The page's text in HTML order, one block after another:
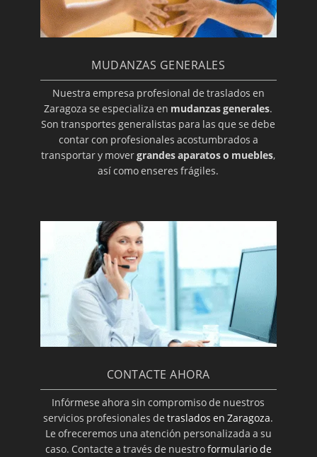
MUDANZAS GENERALES
Nuestra empresa profesional de traslados en
Zaragoza se especializa en mudanzas generales.
Son transportes generalistas para las que se debe
contar con profesionales acostumbrados a
transportar y movergrandes aparatos o muebles,
así como enseres frágiles.
CONTACTE AHORA
Infórmese ahora sin compromiso de nuestros
servicios profesionales detraslados en Zaragoza.
Le ofreceremos una atención personalizada a su
caso. Contacte a través de nuestroformulario de